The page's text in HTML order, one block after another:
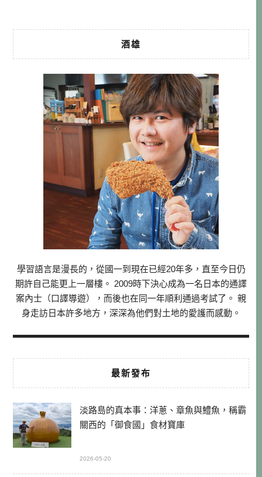
酒雄
學習語言是漫長的，從國一到現在已經20年多，直至今日仍
期許自己能更上一層樓。 2009時下決心成為一名日本的通譯
案內士（口譯導遊），而後也在同一年順利通過考試了。 親
身走訪日本許多地方，深深為他們對土地的愛護而感動。
最新發布
淡路島的真本事：洋蔥、章魚與鱧魚，稱霸
關西的「御食國」食材寶庫
2026-05-20